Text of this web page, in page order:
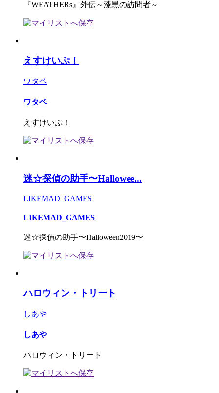
『WEATHERs』外伝～漆黒の訪問者～
えすけいぷ！
ワタベ
ワタベ
えすけいぷ！
迷☆探偵の助手〜Hallowee...
LIKEMAD_GAMES
LIKEMAD_GAMES
迷☆探偵の助手〜Halloween2019〜
ハロウィン・トリート
しあや
しあや
ハロウィン・トリート